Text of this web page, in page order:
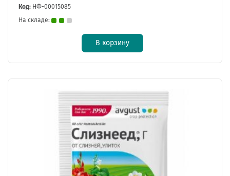
Код: НФ-00015085
На складе:
В корзину